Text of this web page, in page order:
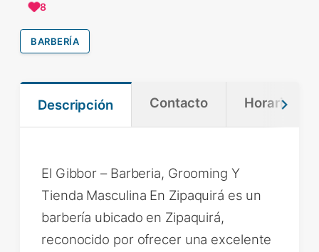
8
BARBERÍA
Descripción Contacto Horario
El Gibbor – Barberia, Grooming Y
Tienda Masculina En Zipaquirá es un
barbería ubicado en Zipaquirá,
reconocido por ofrecer una excelente